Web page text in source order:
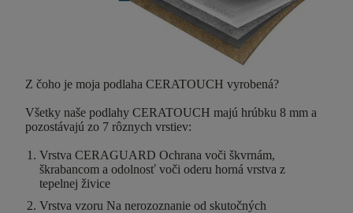
Z čoho je moja podlaha CERATOUCH vyrobená?
Všetky naše podlahy CERATOUCH majú hrúbku 8 mm a
pozostávajú zo 7 rôznych vrstiev:
Vrstva CERAGUARD Ochrana voči škvrnám,
škrabancom a odolnosť voči oderu horná vrstva z
tepelnej živice
Vrstva vzoru Na nerozoznanie od skutočných